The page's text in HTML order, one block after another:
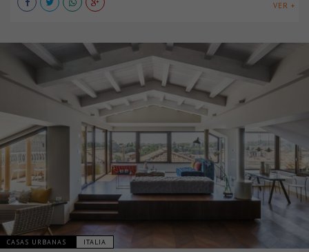
VER +
CASAS URBANAS ITALIA